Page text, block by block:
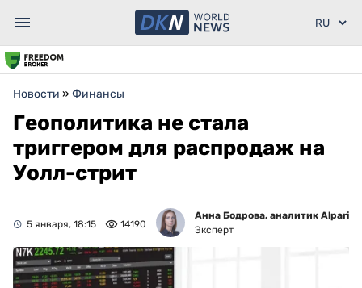
Новости » Финансы
Геополитика не стала
триггером для распродаж на
Уолл-стрит
5 января, 18:15 14190
Анна Бодрова, аналитик Alpari
Эксперт